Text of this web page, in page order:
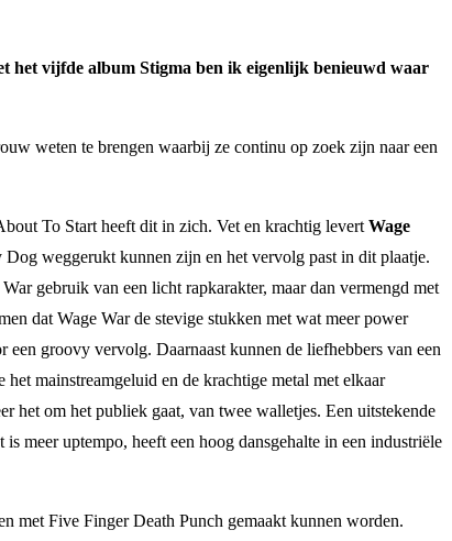
het vijfde album Stigma ben ik eigenlijk benieuwd waar
weten te brengen waarbij ze continu op zoek zijn naar een
To Start heeft dit in zich. Vet en krachtig levert Wage
weggerukt kunnen zijn en het vervolg past in dit plaatje.
gebruik van een licht rapkarakter, maar dan vermengd met
dat Wage War de stevige stukken met wat meer power
groovy vervolg. Daarnaast kunnen de liefhebbers van een
mainstreamgeluid en de krachtige metal met elkaar
het om het publiek gaat, van twee walletjes. Een uitstekende
meer uptempo, heeft een hoog dansgehalte in een industriële
met Five Finger Death Punch gemaakt kunnen worden.